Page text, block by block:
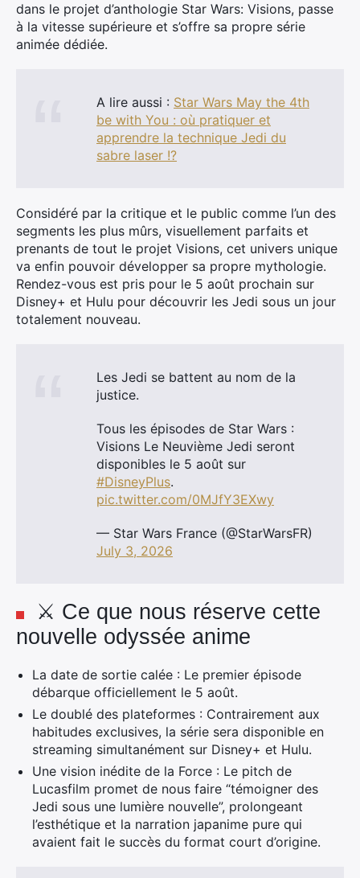
dans le projet d’anthologie Star Wars: Visions, passe
à la vitesse supérieure et s’offre sa propre série
animée dédiée.
A lire aussi : Star Wars May the 4th
be with You : où pratiquer et
apprendre la technique Jedi du
sabre laser !?
Considéré par la critique et le public comme l’un des
segments les plus mûrs, visuellement parfaits et
prenants de tout le projet Visions, cet univers unique
va enfin pouvoir développer sa propre mythologie.
Rendez-vous est pris pour le 5 août prochain sur
Disney+ et Hulu pour découvrir les Jedi sous un jour
totalement nouveau.
Les Jedi se battent au nom de la
justice.
Tous les épisodes de Star Wars :
Visions Le Neuvième Jedi seront
disponibles le 5 août sur
#DisneyPlus.
pic.twitter.com/0MJfY3EXwy
— Star Wars France (@StarWarsFR)
July 3, 2026
⚔️ Ce que nous réserve cette
nouvelle odyssée anime
La date de sortie calée : Le premier épisode
débarque officiellement le 5 août.
Le doublé des plateformes : Contrairement aux
habitudes exclusives, la série sera disponible en
streaming simultanément sur Disney+ et Hulu.
Une vision inédite de la Force : Le pitch de
Lucasfilm promet de nous faire “témoigner des
Jedi sous une lumière nouvelle”, prolongeant
l’esthétique et la narration japanime pure qui
avaient fait le succès du format court d’origine.